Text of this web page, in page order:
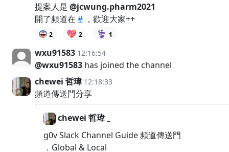
提案人是 @jcwung.pharm2021
開了頻道在 # ，歡迎大家++
2 💖 2 ⚕️ 1
wxu91583 12:16:54
@wxu91583 has joined the channel
chewei 哲瑋 12:18:33
頻道傳送門分享
chewei 哲瑋 _
g0v Slack Channel Guide 頻道傳送門
．Global & Local